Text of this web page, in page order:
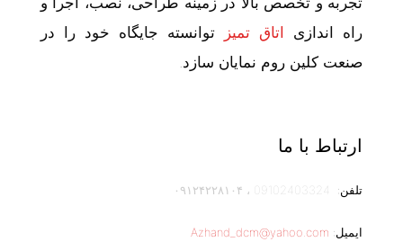
راه اندازی
اتاق تمیز
توانسته جایگاه خود را در
صنعت کلین روم نمایان سازد.
ارتباط با ما
تلفن: 09102403324 ، ۰۹۱۲۴۲۲۸۱۰۴
ایمیل: Azhand_dcm@yahoo.com